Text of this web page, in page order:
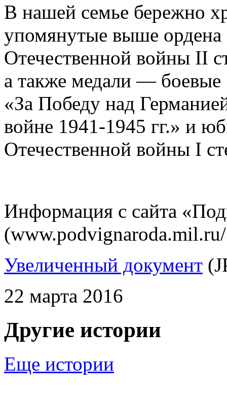
В нашей семье бережно
упомянутые выше ордена
Отечественной войны II
а также медали —
«За Победу над
войне 1941-1945 гг.» и
Отечественной войны I
Информация с сайта
Увеличенный документ
22 марта 2016
Другие истории
Еще истории